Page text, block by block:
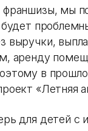
франшизы, мы
будет
выручки,
аренду
в
«Летняя
для детей с